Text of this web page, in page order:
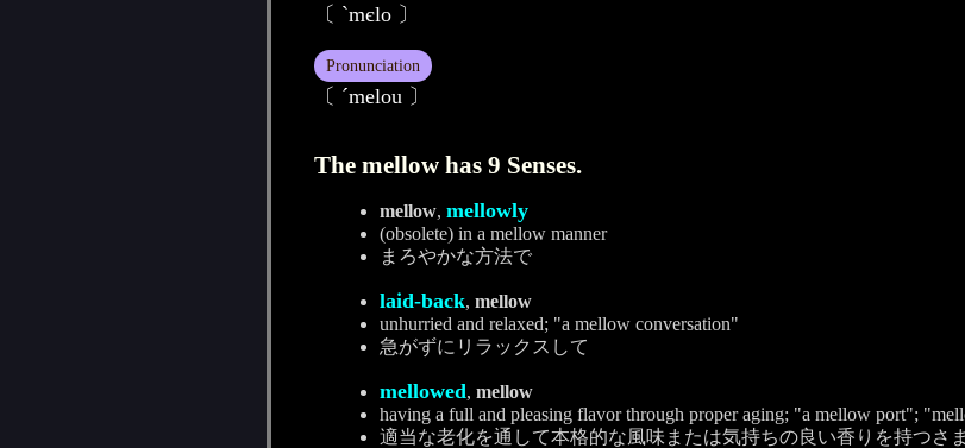
〔 ˋmєlo 〕
Pronunciation
〔 ˊmelou 〕
The mellow has 9 Senses.
mellow, mellowly
(obsolete) in a mellow manner
まろやかな方法で
laid-back, mellow
unhurried and relaxed; "a mellow conversation"
急がずにリラックスして
mellowed, mellow
having a full and pleasing flavor through proper aging; "a mellow port";
適当な老化を通して本格的な風味または気持ちの良い香りを持つさま